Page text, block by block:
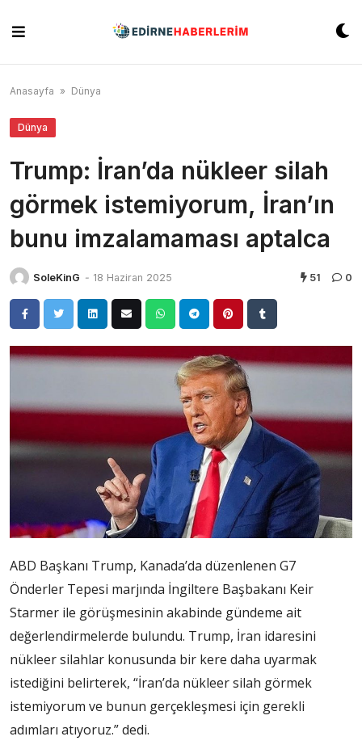
content
Anasayfa » Dünya
Dünya
Trump: İran’da nükleer silah
görmek istemiyorum, İran’ın
bunu imzalamaması aptalca
SoleKinG - 18 Haziran 2025 51 0
ABD Başkanı Trump, Kanada’da düzenlenen G7
Önderler Tepesi marjında İngiltere Başbakanı Keir
Starmer ile görüşmesinin akabinde gündeme ait
değerlendirmelerde bulundu. Trump, İran idaresini
nükleer silahlar konusunda bir kere daha uyarmak
istediğini belirterek, “İran’da nükleer silah görmek
istemiyorum ve bunun gerçekleşmesi için gerekli
adımları atıyoruz.” dedi.